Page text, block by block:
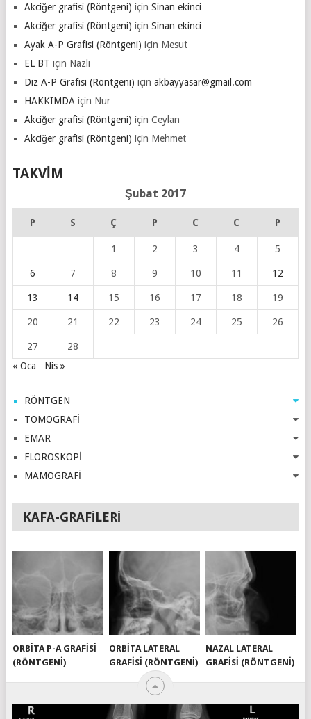
Akciğer grafisi (Röntgeni) için Sinan ekinci
Akciğer grafisi (Röntgeni) için Sinan ekinci
Ayak A-P Grafisi (Röntgeni) için Mesut
EL BT için Nazlı
Diz A-P Grafisi (Röntgeni) için akbayyasar@gmail.com
HAKKIMDA için Nur
Akciğer grafisi (Röntgeni) için Ceylan
Akciğer grafisi (Röntgeni) için Mehmet
TAKVIM
Şubat 2017
P S Ç P C C P
1 2 3 4 5
6 7 8 9 10 11 12
13 14 15 16 17 18 19
20 21 22 23 24 25 26
27
28
« Oca
Nis »
RÖNTGEN
TOMOGRAFİ
EMAR
FLOROSKOPİ
MAMOGRAFİ
KAFA-GRAFILERI
ORBITA P-A GRAFISI
(RÖNTGENI)
ORBITA LATERAL
GRAFISI (RÖNTGENI)
NAZAL LATERAL
GRAFISI (RÖNTGENI)